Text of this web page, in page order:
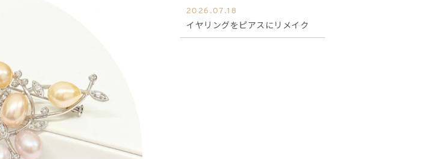
2026.07.18
イヤリングをピアスにリメイク